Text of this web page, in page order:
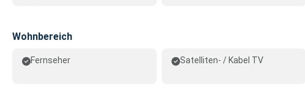
Wohnbereich
Fernseher Satelliten- / Kabel TV